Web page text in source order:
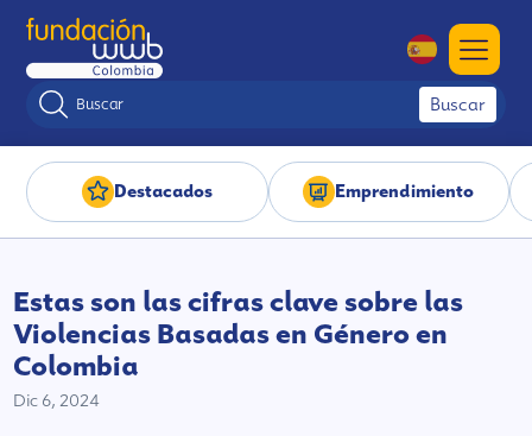
Buscar
Destacados Emprendimiento
Estas son las cifras clave sobre las
Violencias Basadas en Género en
Colombia
Dic 6, 2024